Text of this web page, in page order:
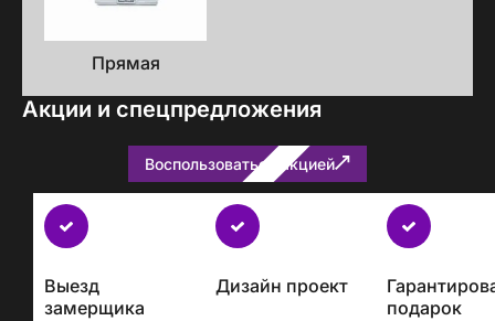
Прямая
Акции и спецпредложения
Воспользоваться акцией
Бесплатно
с
проектом
Выезд
замерщика
Дизайн проект
подарок